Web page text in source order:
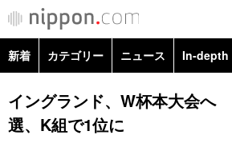
新着 カテゴリー ニュース In-depth
政治・外交
経済・ビジネス
イングランド、W杯本大会へ
選、K組で1位に